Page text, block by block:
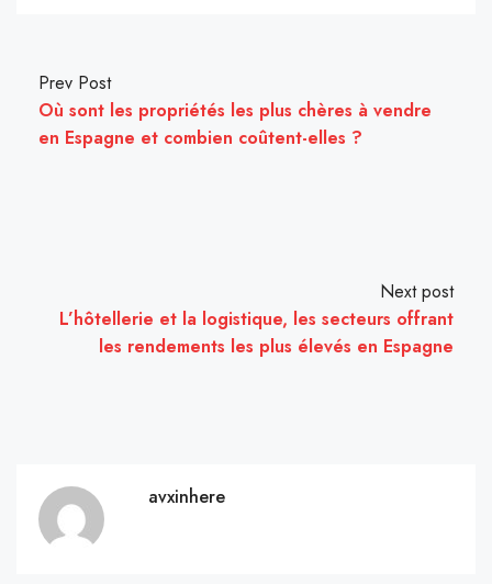
Prev Post
Où sont les propriétés les plus chères à vendre
en Espagne et combien coûtent-elles ?
Next post
L’hôtellerie et la logistique, les secteurs offrant
les rendements les plus élevés en Espagne
avxinhere